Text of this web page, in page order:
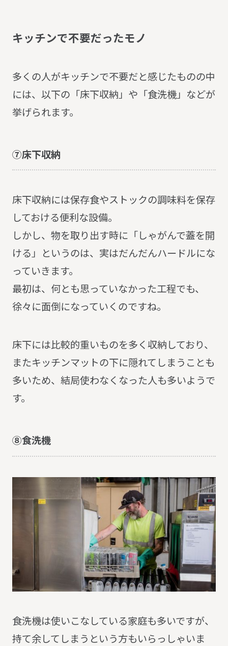
キッチンで不要だったモノ
多くの人がキッチンで不要だと感じたものの中
には、以下の「床下収納」や「食洗機」などが
挙げられます。
⑦床下収納
床下収納には保存食やストックの調味料を保存
しておける便利な設備。
しかし、物を取り出す時に「しゃがんで蓋を開
ける」というのは、実はだんだんハードルにな
っていきます。
最初は、何とも思っていなかった工程でも、
徐々に面倒になっていくのですね。
床下には比較的重いものを多く収納しており、
またキッチンマットの下に隠れてしまうことも
多いため、結局使わなくなった人も多いようで
す。
⑧食洗機
食洗機は使いこなしている家庭も多いですが、
持て余してしまうという方もいらっしゃいま